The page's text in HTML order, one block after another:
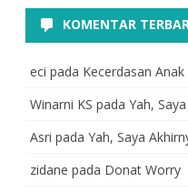
KOMENTAR
eci pada Kecerdasan Anak
Winarni KS pada Yah,
Asri pada Yah, Saya
zidane pada Donat Worry